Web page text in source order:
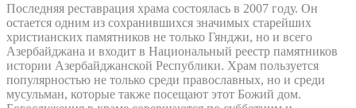
Последняя реставрация храма состоялась в 2007 году. Он
остается одним из сохранившихся значимых старейших
христианских памятников не только Гянджи, но и всего
Азербайджана и входит в Национальный реестр памятников
истории Азербайджанской Республики. Храм пользуется
популярностью не только среди православных, но и среди
мусульман, которые также посещают этот Божий дом.